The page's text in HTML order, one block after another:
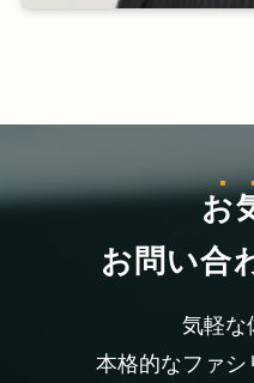
お
お問い合
気軽な
本格的なファ